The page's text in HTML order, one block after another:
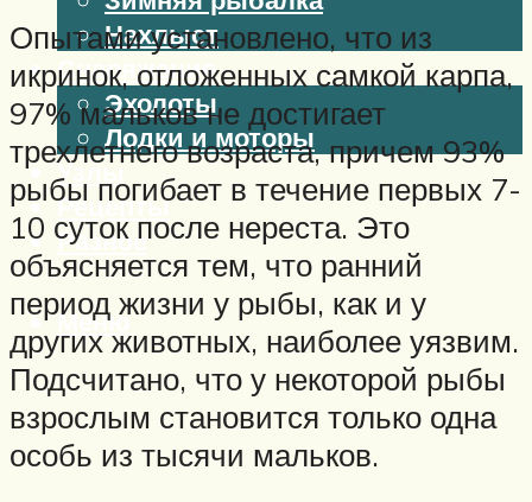
Нахлыст
Снаряжение
Эхолоты
Лодки и моторы
Узлы
Рецепты
Разное
Меню
Опытами установлено, что из
икринок, отложенных самкой карпа,
97% мальков не достигает
трехлетнего возраста, причем 93%
рыбы погибает в течение первых 7-
10 суток после нереста. Это
объясняется тем, что ранний
период жизни у рыбы, как и у
других животных, наиболее уязвим.
Подсчитано, что у некоторой рыбы
взрослым становится только одна
особь из тысячи мальков.